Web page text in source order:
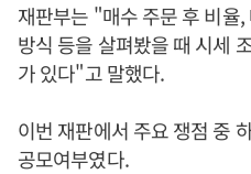
재판부는 "매수 주문 후 비율
방식 등을 살펴봤을 때 시세
가 있다"고 말했다.
이번 재판에서 주요 쟁점 중
공모여부였다.